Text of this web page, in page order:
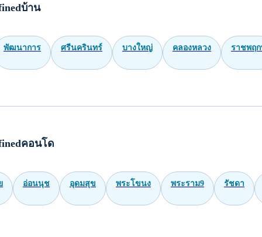
บ้าน
พัฒนาการ ศรีนครินทร์ บางใหญ่ คลองหลวง ราชพฤ
คอนโด
อ่อนนุช อุดมสุข พระโขนง พระราม9 รัชดา